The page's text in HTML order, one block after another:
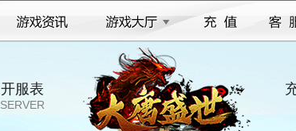
开服表
SERVER